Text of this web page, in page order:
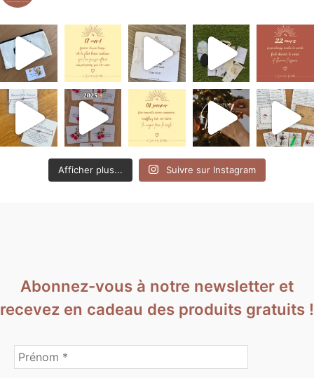
Afficher plus... Suivre sur Instagram
Abonnez-vous à notre newsletter et
recevez en cadeau des produits gratuits !